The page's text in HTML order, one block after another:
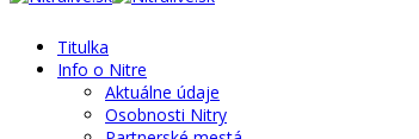
Titulka
Info o Nitre
Aktuálne údaje
Osobnosti Nitry